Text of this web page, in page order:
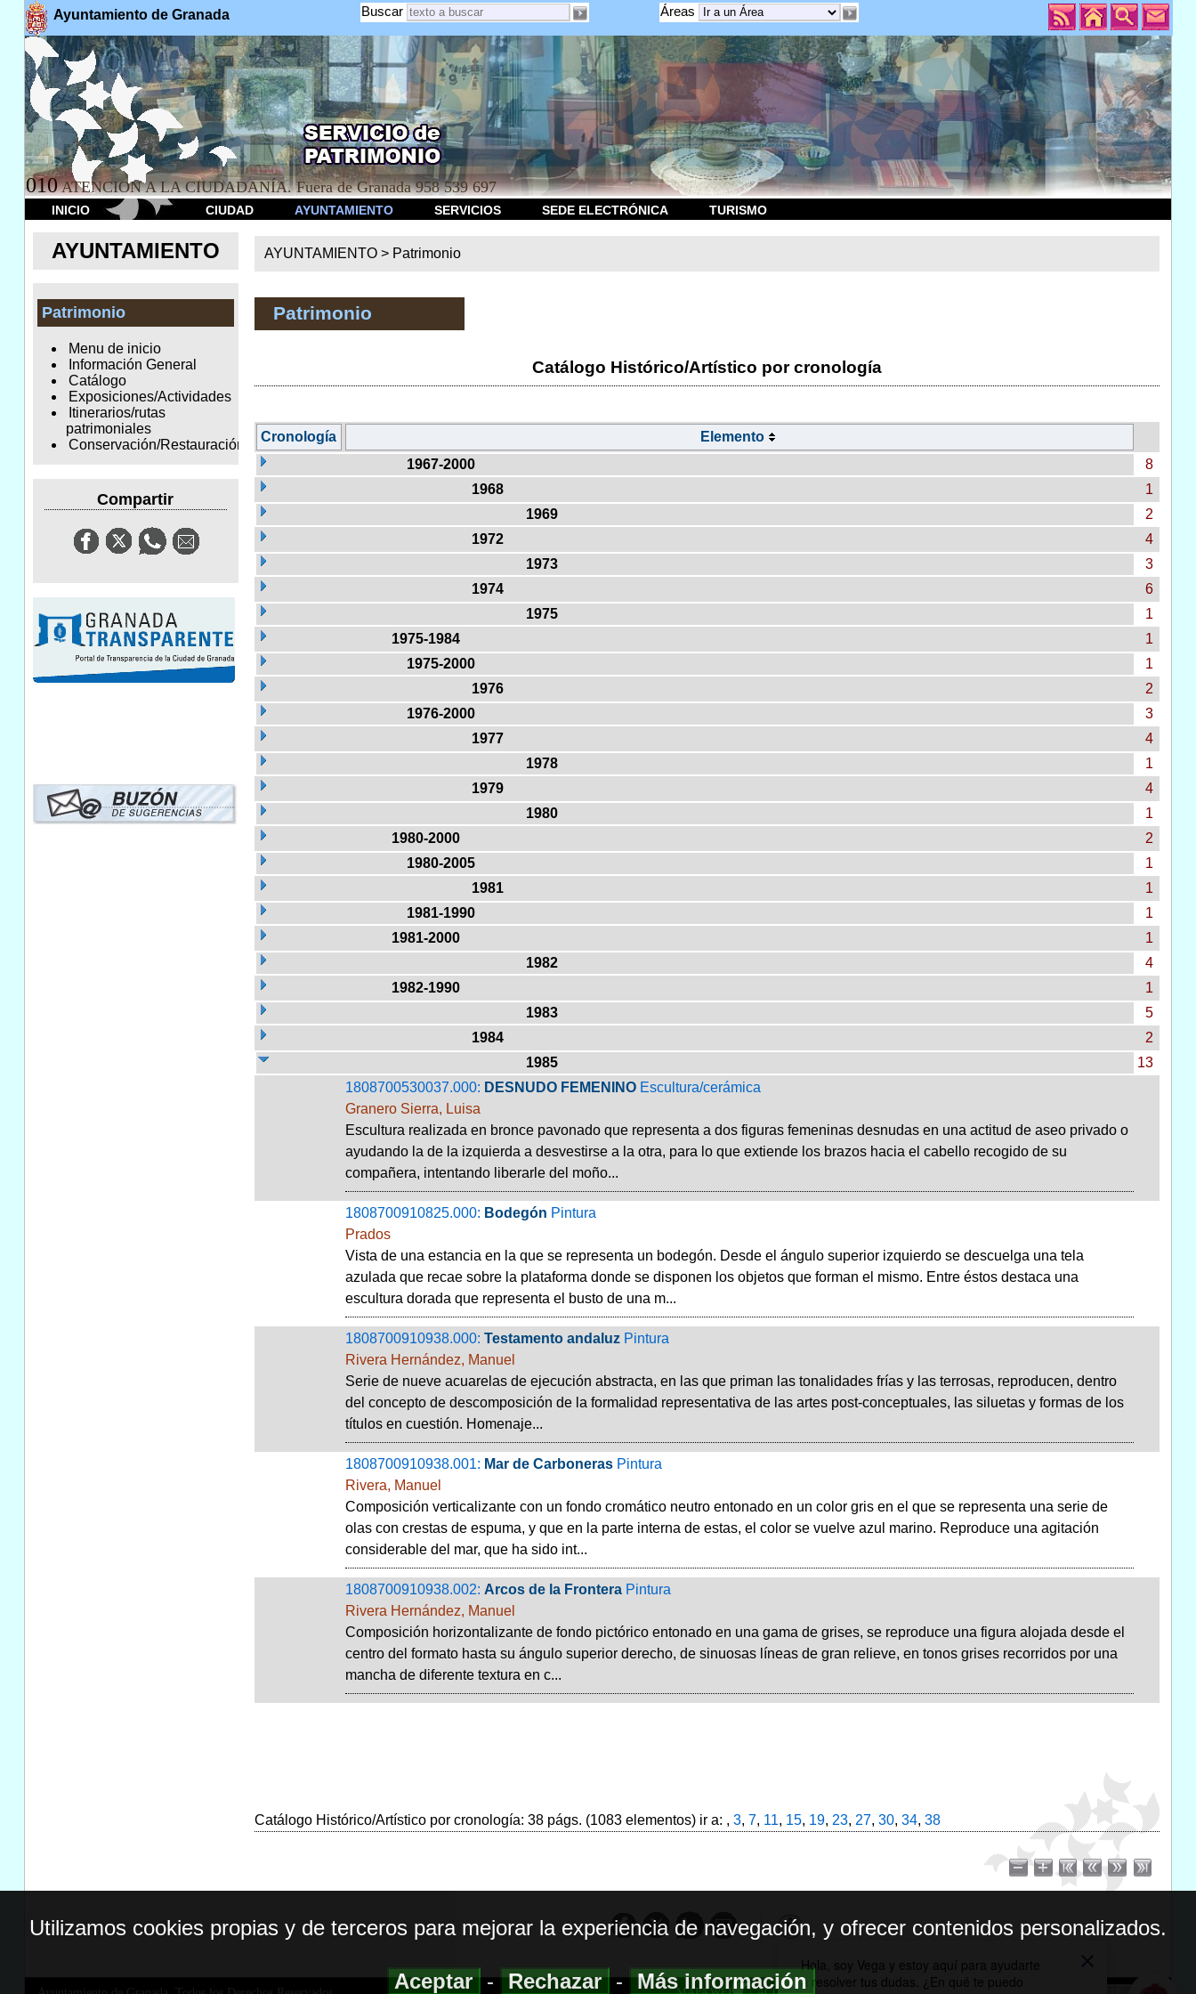
Ayuntamiento de Granada Áreas
Buscar
010 ATENCION A LA CIUDADANÍA. Fuera de Granada 958 539 697
INICIO CIUDAD AYUNTAMIENTO SERVICIOS SEDE ELECTRÓNICA TURISMO
AYUNTAMIENTO
Patrimonio
Menu de inicio
Información General
Catálogo
Exposiciones/Actividades
Itinerarios/rutas
patrimoniales
Conservación/Restauración
Compartir
AYUNTAMIENTO > Patrimonio
Patrimonio
Catálogo Histórico/Artístico por cronología
Cronología
Elemento
1967-2000
8
1968
1
1969
2
1972
4
1973
3
1974
6
1975
1
1975-1984
1
1975-2000
1
1976
2
1976-2000
3
1977
4
1978
1
1979
4
1980
1
1980-2000
2
1980-2005
1
1981
1
1981-1990
1
1981-2000
1
1982
4
1982-1990
1
1983
5
1984
2
1985
13
1808700530037.000: DESNUDO FEMENINO Escultura/cerámica
Granero Sierra, Luisa
Escultura realizada en bronce pavonado que representa a dos figuras femeninas desnudas en una actitud de aseo privado o
ayudando la de la izquierda a desvestirse a la otra, para lo que extiende los brazos hacia el cabello recogido de su
compañera, intentando liberarle del moño...
1808700910825.000: Bodegón Pintura
Prados
Vista de una estancia en la que se representa un bodegón. Desde el ángulo superior izquierdo se descuelga una tela
azulada que recae sobre la plataforma donde se disponen los objetos que forman el mismo. Entre éstos destaca una
escultura dorada que representa el busto de una m...
1808700910938.000: Testamento andaluz Pintura
Rivera Hernández, Manuel
Serie de nueve acuarelas de ejecución abstracta, en las que priman las tonalidades frías y las terrosas, reproducen, dentro
del concepto de descomposición de la formalidad representativa de las artes post-conceptuales, las siluetas y formas de los
títulos en cuestión. Homenaje...
1808700910938.001: Mar de Carboneras Pintura
Rivera, Manuel
Composición verticalizante con un fondo cromático neutro entonado en un color gris en el que se representa una serie de
olas con crestas de espuma, y que en la parte interna de estas, el color se vuelve azul marino. Reproduce una agitación
considerable del mar, que ha sido int...
1808700910938.002: Arcos de la Frontera Pintura
Rivera Hernández, Manuel
Composición horizontalizante de fondo pictórico entonado en una gama de grises, se reproduce una figura alojada desde el
centro del formato hasta su ángulo superior derecho, de sinuosas líneas de gran relieve, en tonos grises recorridos por una
mancha de diferente textura en c...
Catálogo Histórico/Artístico por cronología: 38 págs. (1083 elementos) ir a: , 3, 7, 11, 15, 19, 23, 27, 30, 34, 38
Utilizamos cookies propias y de terceros para mejorar la experiencia de navegación, y ofrecer contenidos personalizados.
Aceptar-Rechazar-Más información